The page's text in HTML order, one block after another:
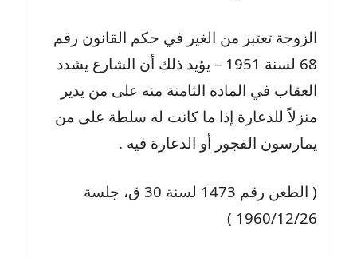
الزوجة تعتبر من الغير في حكم القانون رقم
68 لسنة 1951 – يؤيد ذلك أن الشارع يشدد
العقاب في المادة الثامنة منه على من يدير
منزلاً للدعارة إذا ما كانت له سلطة على من
يمارسون الفجور أو الدعارة فيه .
( الطعن رقم 1473 لسنة 30 ق، جلسة
1960/12/26 )